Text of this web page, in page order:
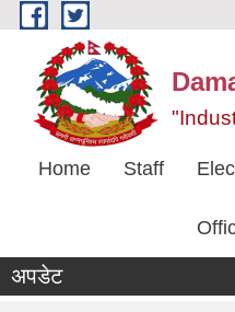
Skip to main content
Home Staff
अपडेट